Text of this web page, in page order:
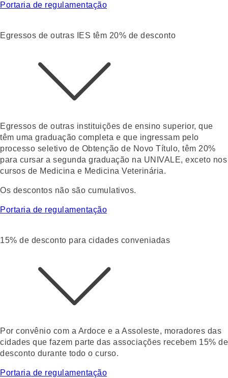
Portaria de regulamentação
Egressos de outras IES têm 20% de desconto
Egressos de outras instituições de ensino superior, que
têm uma graduação completa e que ingressam pelo
processo seletivo de Obtenção de Novo Título, têm 20%
para cursar a segunda graduação na UNIVALE, exceto nos
cursos de Medicina e Medicina Veterinária.
Os descontos não são cumulativos.
Portaria de regulamentação
15% de desconto para cidades conveniadas
Por convênio com a Ardoce e a Assoleste, moradores das
cidades que fazem parte das associações recebem 15% de
desconto durante todo o curso.
Portaria de regulamentação